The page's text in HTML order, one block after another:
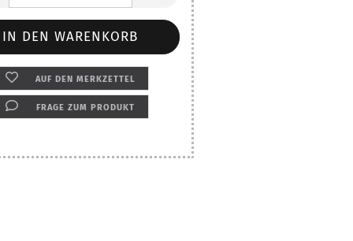
AUF DEN MERKZETTEL
FRAGE ZUM PRODUKT